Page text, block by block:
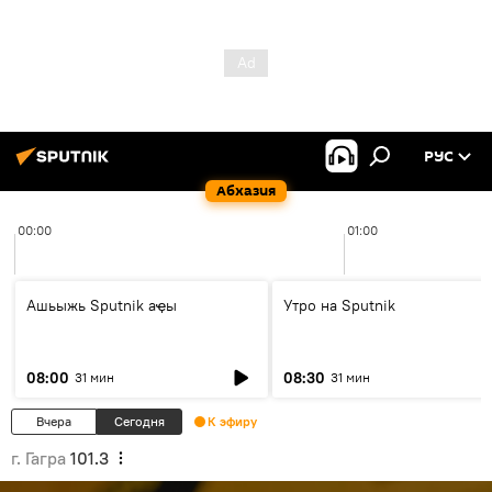
Абхазия
РУС
00:00 01:00
Ашьыжь Sputnik аҿы
08:00 31 мин
Утро на Sputnik
08:30 31 мин
Вчера Сегодня К эфиру
г. Гагра 101.3